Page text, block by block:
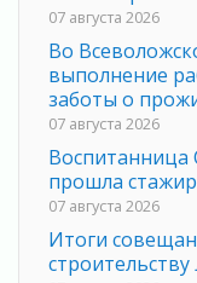
07 августа 2026
Во
выполнение
заботы о
07 августа 2026
Воспитанница
прошла
07 августа 2026
Итоги